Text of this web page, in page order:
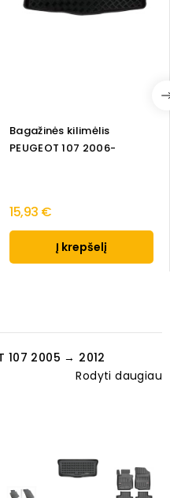
Bagažinės kilimėlis
PEUGEOT 107 2006-
15,93 €
Į krepšelį
107 2005 → 2012
Rodyti daugiau